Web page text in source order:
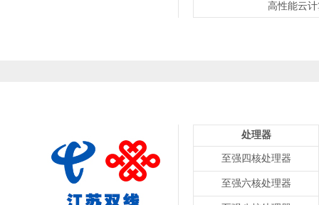
高性能云
处理器
至强四核处理器
至强六核处理器